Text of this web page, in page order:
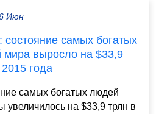
Июн
состояние самых богатых
выросло на $33,9
года
самых богатых людей
увеличилось на $33,9 трлн в